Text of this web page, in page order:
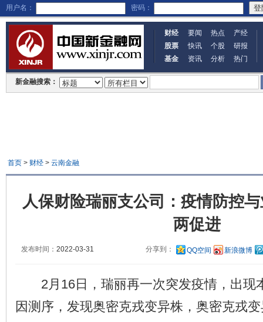
用户名： 密码：
财经 要闻 热点
产经
股票
快讯 个股
研报
基金
资讯 分析 热门
新金融搜索：
首页> 财经> 云南金融
人保财险瑞丽支公司：疫情防控
两促进
发布时间： 2022-03-31 分享到： QQ空间 新浪微博
2月16日，瑞丽再一次突发疫情，出现
因测序，发现奥密克戎变异株，奥密克戎